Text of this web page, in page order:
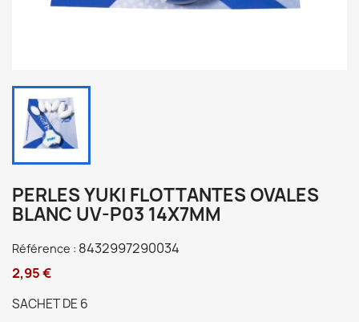
PERLES YUKI FLOTTANTES OVALES
BLANC UV-P03 14X7MM
Référence : 8432997290034
2,95 €
SACHET DE 6